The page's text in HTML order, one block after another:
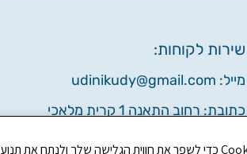
שירות לקוחות:
מייל: udinikudy@gmail.com
כתובת: רחוב התאנה 1 קרית מלאכי
שעות הפעילות שלנו בימי ראשון - חמישי